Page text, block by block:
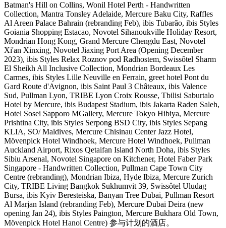
Batman's Hill on Collins, Wonil Hotel Perth - Handwritten
Collection, Mantra Tonsley Adelaide, Mercure Baku City, Raffles
Al Areen Palace Bahrain (rebranding Feb), ibis Tubarão, ibis Styles
Goiania Shopping Estacao, Novotel Sihanoukville Holiday Resort,
Mondrian Hong Kong, Grand Mercure Chengdu East, Novotel
Xi'an Xinxing, Novotel Jiaxing Port Area (Opening December
2023), ibis Styles Relax Roznov pod Radhostem, Swissôtel Sharm
El Sheikh All Inclusive Collection, Mondrian Bordeaux Les
Carmes, ibis Styles Lille Neuville en Ferrain, greet hotel Pont du
Gard Route d'Avignon, ibis Saint Paul 3 Châteaux, ibis Valence
Sud, Pullman Lyon, TRIBE Lyon Croix Rousse, Tbilisi Saburtalo
Hotel by Mercure, ibis Budapest Stadium, ibis Jakarta Raden Saleh,
Hotel Sosei Sapporo MGallery, Mercure Tokyo Hibiya, Mercure
Prishtina City, ibis Styles Serpong BSD City, ibis Styles Sepang
KLIA, SO/ Maldives, Mercure Chisinau Center Jazz Hotel,
Mövenpick Hotel Windhoek, Mercure Hotel Windhoek, Pullman
Auckland Airport, Rixos Qetaifan Island North Doha, ibis Styles
Sibiu Arsenal, Novotel Singapore on Kitchener, Hotel Faber Park
Singapore - Handwritten Collection, Pullman Cape Town City
Centre (rebranding), Mondrian Ibiza, Hyde Ibiza, Mercure Zurich
City, TRIBE Living Bangkok Sukhumvit 39, Swissôtel Uludag
Bursa, ibis Kyiv Beresteiska, Banyan Tree Dubai, Pullman Resort
Al Marjan Island (rebranding Feb), Mercure Dubai Deira (new
opening Jan 24), ibis Styles Paington, Mercure Bukhara Old Town,
Mövenpick Hotel Hanoi Centre) 参与计划的酒店。